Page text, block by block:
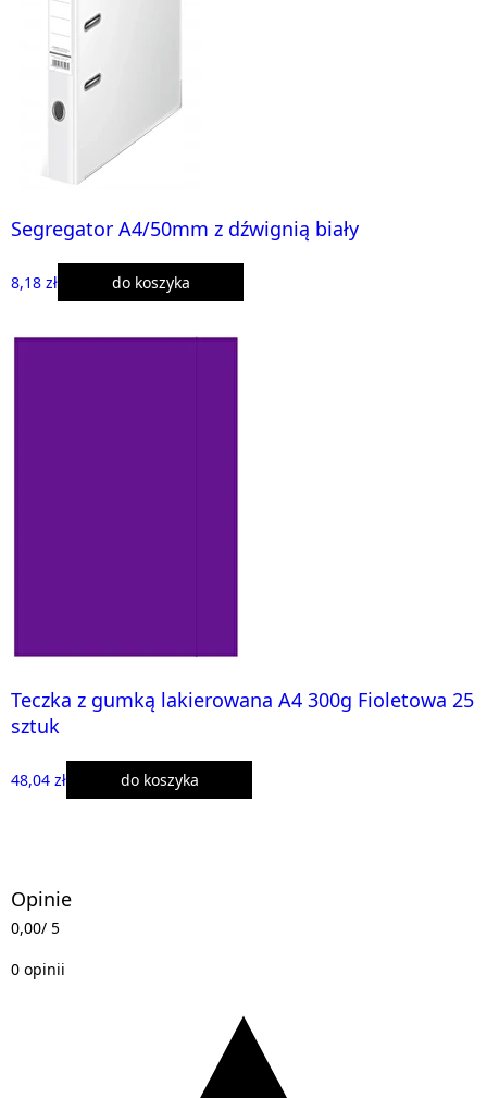
Segregator A4/50mm z dźwignią biały
8,18 zł do koszyka
Teczka z gumką lakierowana A4 300g Fioletowa 25
sztuk
48,04 zł do koszyka
Opinie
0,00/ 5
0 opinii